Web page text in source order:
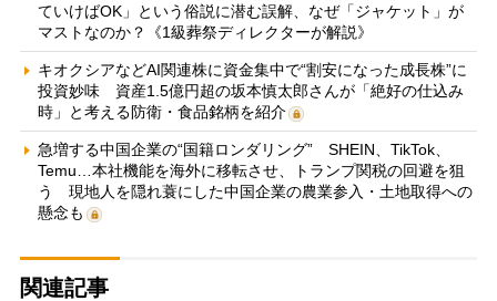
ていけばOK」という俗説に潜む誤解、なぜ「ジャケット」が
マストなのか？《1級葬祭ディレクターが解説》
キオクシアなどAI関連株に資金集中で“割安になった成長株”に
投資妙味 資産1.5億円超の坂本慎太郎さんが「絶好の仕込み
時」と考える防衛・食品銘柄を紹介
急増する中国企業の“国籍ロンダリング” SHEIN、TikTok、
Temu…本社機能を海外に移転させ、トランプ関税の回避を狙
う 現地人を隠れ蓑にした中国企業の農業参入・土地取得への
懸念も
関連記事